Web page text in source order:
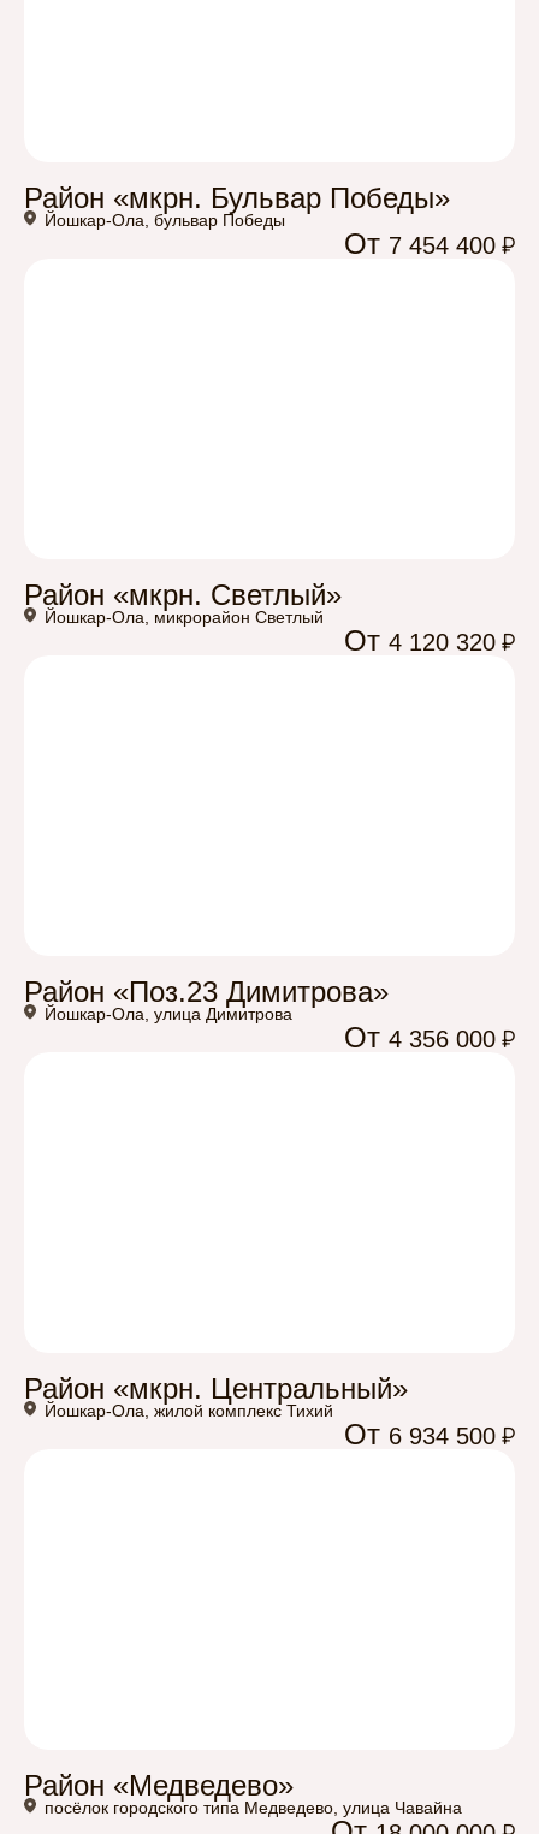
Район «мкрн. Бульвар Победы»
От 7 454 400
Йошкар-Ола, бульвар Победы
Район «мкрн. Светлый»
От 4 120 320
Йошкар-Ола, микрорайон Светлый
Район «Поз.23 Димитрова»
От 4 356 000
Йошкар-Ола, улица Димитрова
Район «мкрн. Центральный»
От 6 934 500
Йошкар-Ола, жилой комплекс Тихий
Район «Медведево»
посёлок городского типа Медведево, улица Чавайна